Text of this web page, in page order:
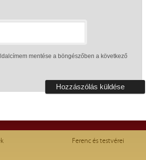
mentése a böngészőben a következő
Ferenc és testvérei